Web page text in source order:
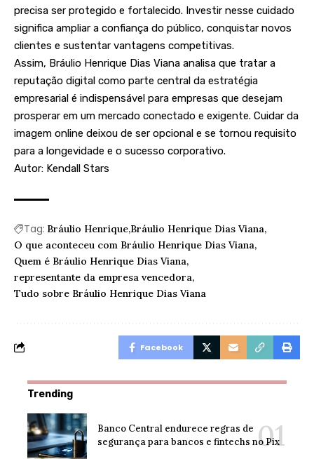
precisa ser protegido e fortalecido. Investir nesse cuidado
significa ampliar a confiança do público, conquistar novos
clientes e sustentar vantagens competitivas.
Assim, Bráulio Henrique Dias Viana analisa que tratar a
reputação digital como parte central da estratégia
empresarial é indispensável para empresas que desejam
prosperar em um mercado conectado e exigente. Cuidar da
imagem online deixou de ser opcional e se tornou requisito
para a longevidade e o sucesso corporativo.
Autor: Kendall Stars
Tag: Bráulio Henrique Bráulio Henrique Dias Viana
O que aconteceu com Bráulio Henrique Dias Viana
Quem é Bráulio Henrique Dias Viana
representante da empresa vencedora
Tudo sobre Bráulio Henrique Dias Viana
Facebook
Trending
Banco Central endurece regras de
segurança para bancos e fintechs no Pix